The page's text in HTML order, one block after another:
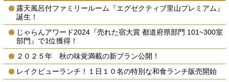
露天風呂付ファミリールーム『エグゼクティブ里山プレミアム』
誕生！
じゃらんアワード2024『売れた宿大賞 都道府県部門 101~300室
部門』で1位獲得！
２０２５年 秋の味覚満載の新プラン公開！
レイクビューランチ！１日１０名の特別な和食ランチ販売開始